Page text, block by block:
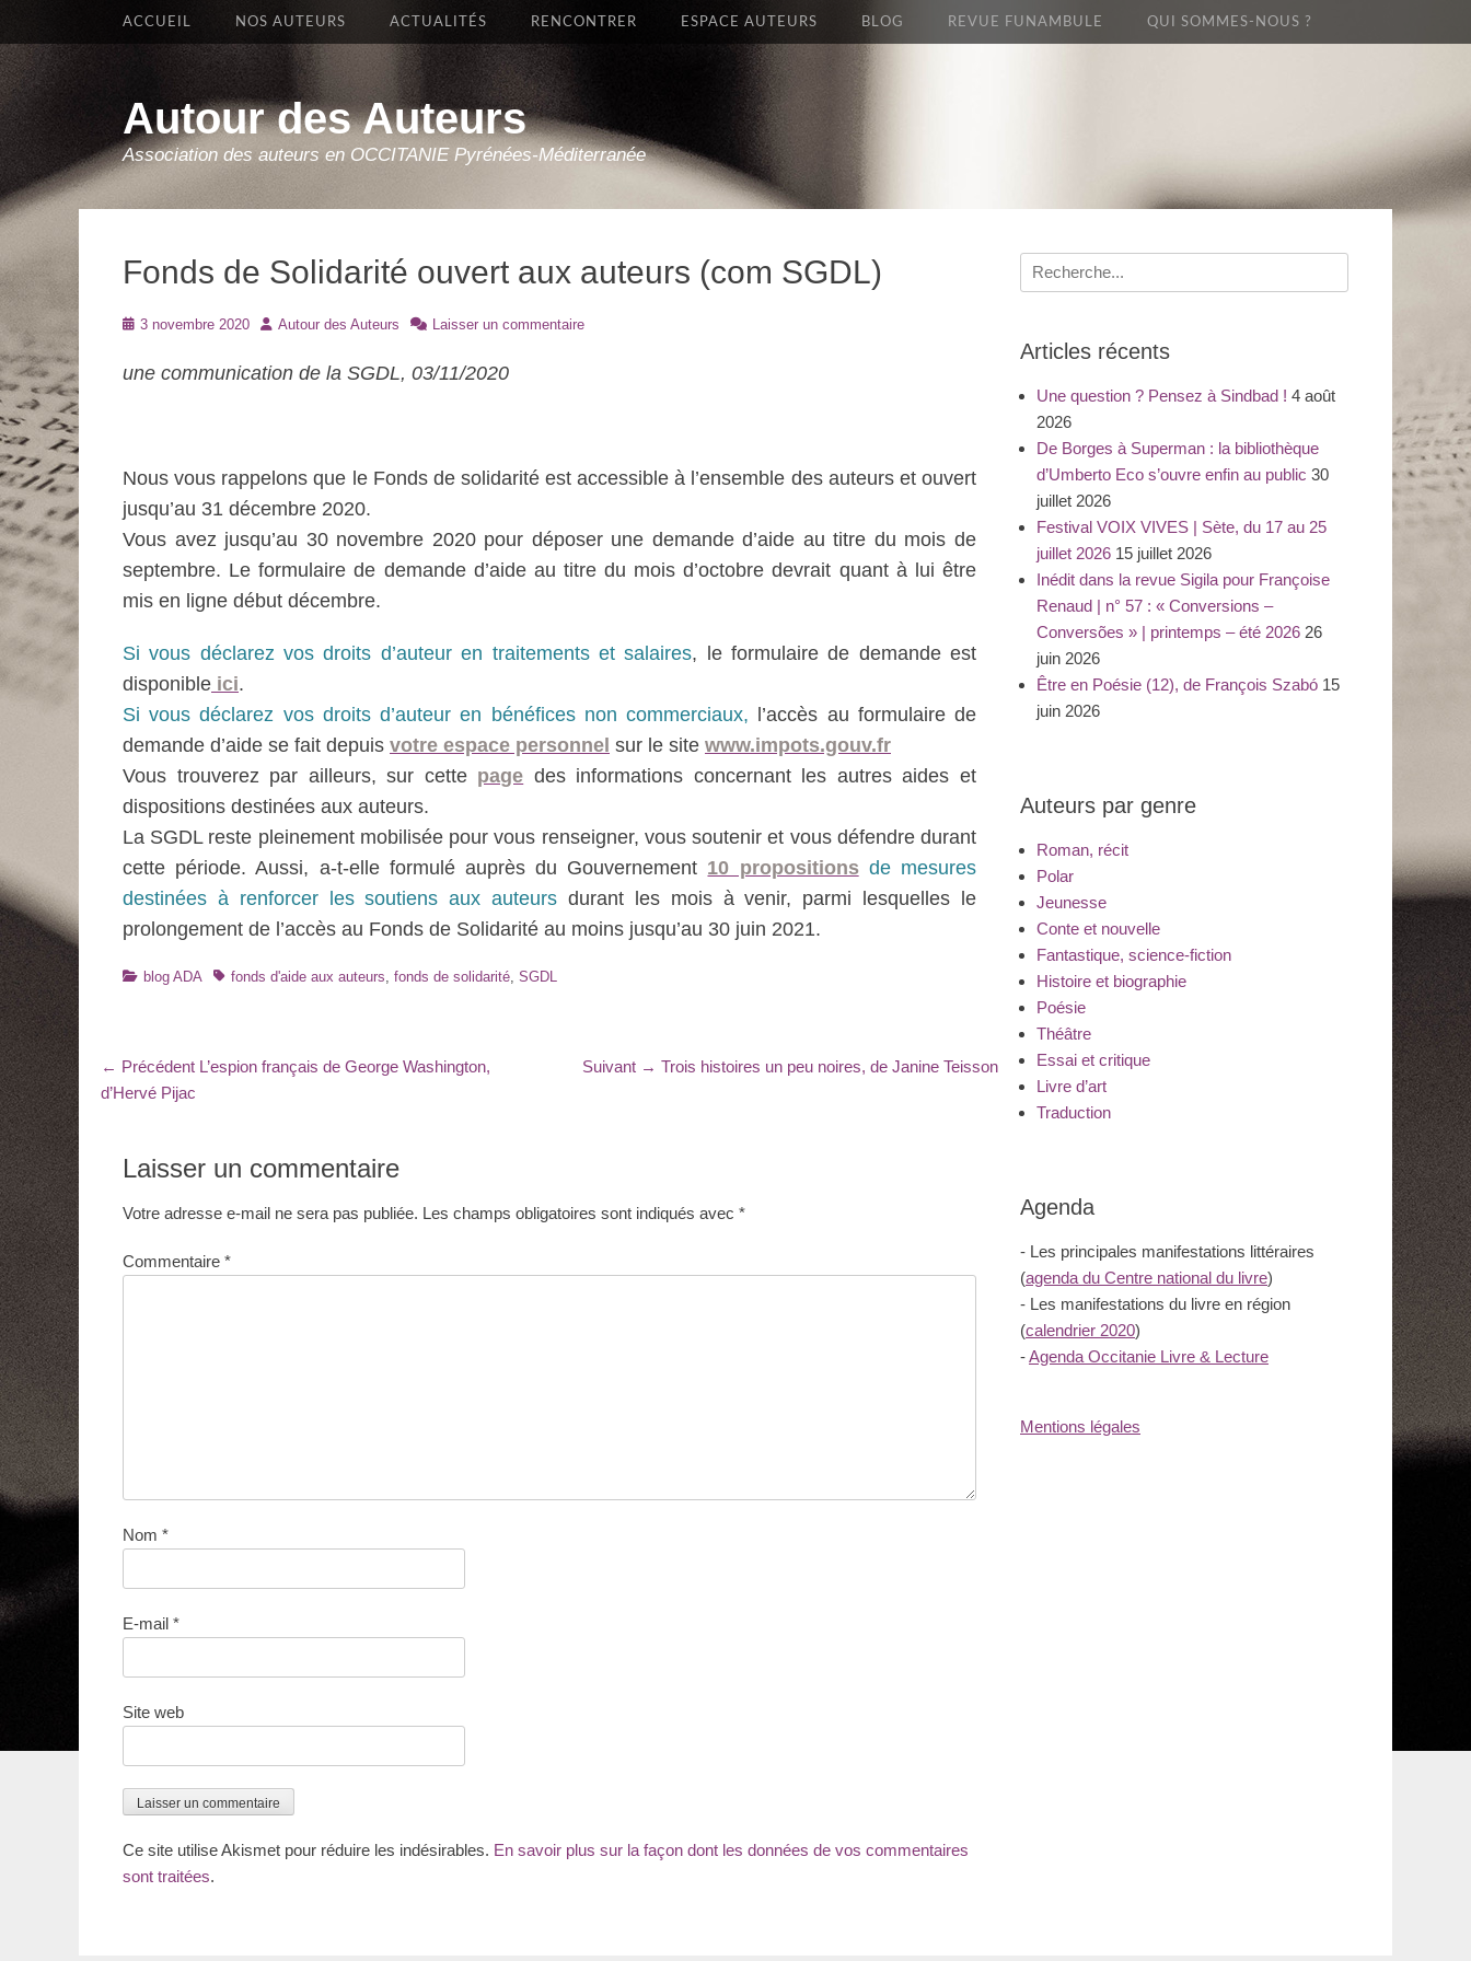
Autour des Auteurs
Association des auteurs en OCCITANIE Pyrénées-Méditerranée
Premier Menu
Aller
ACCUEIL NOS AUTEURS ACTUALITÉS RENCONTRER ESPACE AUTEURS BLOG REVUE FUNAMBULE QUI SOMMES-NOUS ?
Fonds de Solidarité ouvert aux auteurs (com SGDL)
Posté3 novembre 2020 Auteur
Autour des Auteurs Laisser un commentaire
une communication de la SGDL, 03/11/2020
Nous vous rappelons que le Fonds de solidarité est accessible à l’ensemble des auteurs et ouvert
jusqu’au 31 décembre 2020.
Vous avez jusqu’au 30 novembre 2020 pour déposer une demande d’aide au titre du mois de
septembre. Le formulaire de demande d’aide au titre du mois d’octobre devrait quant à lui être
mis en ligne début décembre.
Si vous déclarez vos droits d’auteur en traitements et salaires, le formulaire de demande est
disponible ici.
Si vous déclarez vos droits d’auteur en bénéfices non commerciaux, l’accès au formulaire de
demande d’aide se fait depuis votre espace personnel sur le site www.impots.gouv.fr
Vous trouverez par ailleurs, sur cette page des informations concernant les autres aides et
dispositions destinées aux auteurs.
La SGDL reste pleinement mobilisée pour vous renseigner, vous soutenir et vous défendre durant
cette période. Aussi, a-t-elle formulé auprès du Gouvernement 10 propositions de mesures
destinées à renforcer les soutiens aux auteurs durant les mois à venir, parmi lesquelles le
prolongement de l’accès au Fonds de Solidarité au moins jusqu’au 30 juin 2021.
Catégories
blog ADA Tagsfonds d'aide aux auteurs, fonds de solidarité, SGDL
Navigation
de
← Précédent Article
L’espion français de George Washington,
d’Hervé Pijac
Suivant → Article
Trois histoires un peu noires, de Janine Teisson
Laisser un commentaire
Votre adresse e-mail ne sera pas publiée. Les champs obligatoires sont indiqués avec *
Commentaire *
Nom *
E-mail *
Site web
Ce site utilise Akismet pour réduire les indésirables. En savoir plus sur la façon dont les données de vos commentaires
sont traitées.
Recherche
pour
Articles récents
Une question ? Pensez à Sindbad ! 4 août
2026
De Borges à Superman : la bibliothèque
d’Umberto Eco s’ouvre enfin au public 30
juillet 2026
Festival VOIX VIVES | Sète, du 17 au 25
juillet 2026 15 juillet 2026
Inédit dans la revue Sigila pour Françoise
Renaud | n° 57 : « Conversions –
Conversões » | printemps – été 2026 26
juin 2026
Être en Poésie (12), de François Szabó 15
juin 2026
Auteurs par genre
Roman, récit
Polar
Jeunesse
Conte et nouvelle
Fantastique, science-fiction
Histoire et biographie
Poésie
Théâtre
Essai et critique
Livre d’art
Traduction
Agenda
- Les principales manifestations littéraires
(agenda du Centre national du livre)
- Les manifestations du livre en région
(calendrier 2020)
-Agenda Occitanie Livre & Lecture
Mentions légales